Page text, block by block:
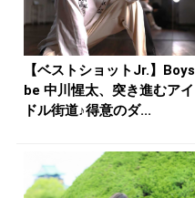
【ベストショットJr.】Boys
be 中川惺太、突き進むアイ
ドル街道♪得意のダ...